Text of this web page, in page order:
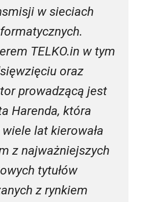
w sieciach
TELKO.in w tym
oraz
prowadzącą jest
Harenda, która
lat kierowała
z najważniejszych
tytułów
z rynkiem